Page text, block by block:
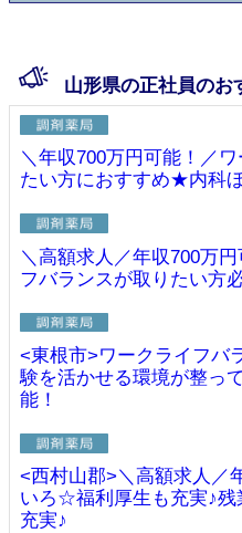
山形県の正社員のお
＼年収700万円可能！／
たい方におすすめ★内科
＼高額求人／年収700万
フバランスが取りたい方
<東根市>ワークライフバ
験を活かせる環境が整っ
能！
<西村山郡>＼高額求人／
いろ☆福利厚生も充実♪残
充実♪